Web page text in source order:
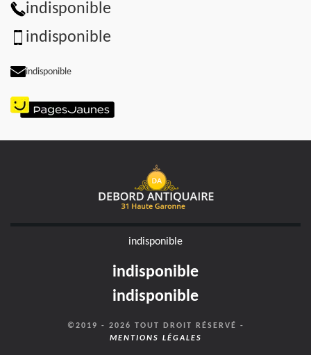
indisponible
indisponible
indisponible
indisponible
indisponible
indisponible
©2019 - 2026 TOUT DROIT RÉSERVÉ -
MENTIONS LÉGALES